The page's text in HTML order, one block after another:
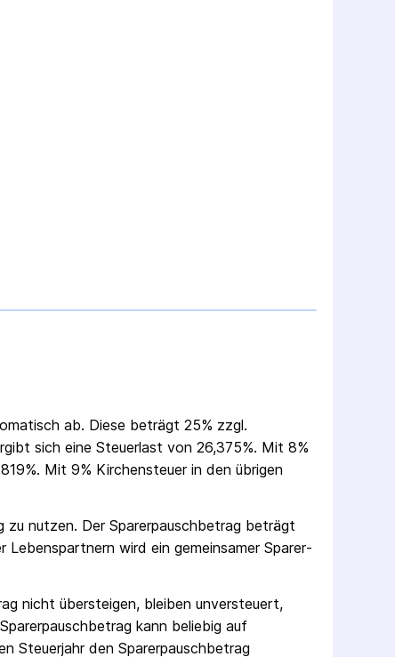
ab. Diese beträgt 25% zzgl.
sich eine Steuerlast von 26,375%. Mit 8%
Mit 9% Kirchensteuer in den übrigen
zu nutzen. Der Sparer­pausch­betrag beträgt
Lebenspartnern wird ein gemeinsamer Sparer­
nicht übersteigen, bleiben unversteuert,
kann beliebig auf
Steuerjahr den Sparer­pausch­betrag